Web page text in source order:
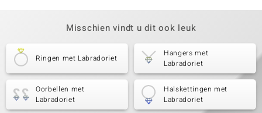
Misschien vindt u dit ook leuk
Ringen met Labradoriet
Hangers met
Labradoriet
Oorbellen met
Labradoriet
Halskettingen met
Labradoriet